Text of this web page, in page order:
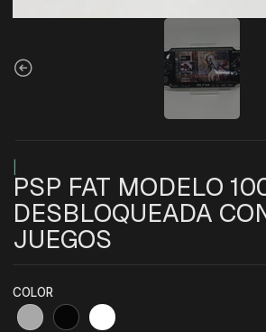
PSP FAT MODELO
DESBLOQUEADA
JUEGOS
COLOR